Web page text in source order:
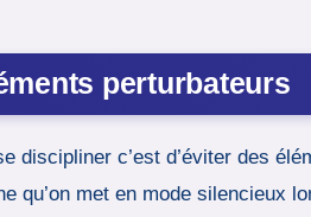
perturbateurs
discipliner c’est d’éviter des
qu’on met en mode silencieux